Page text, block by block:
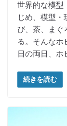
世界的な模型
じめ、模型・
び、茶、まぐ
る。そんなホ
日の両日、ホ
続きを読む